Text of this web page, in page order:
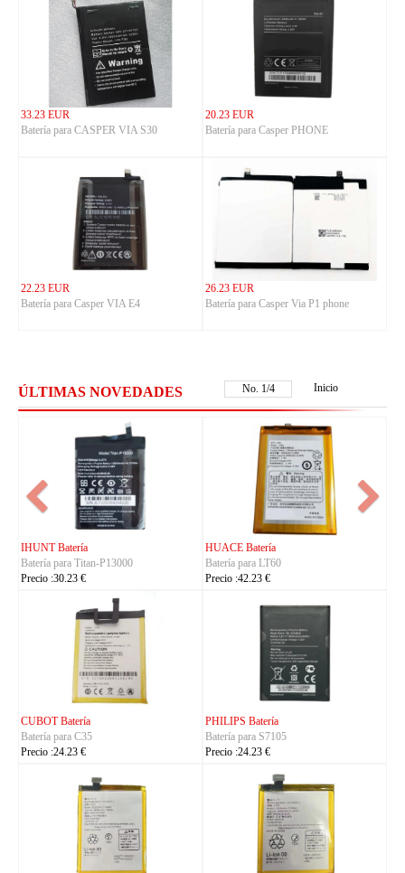
33.23 EUR
Batería para CASPER VIA S30
20.23 EUR
Batería para Casper PHONE
22.23 EUR
Batería para Casper VIA E4
26.23 EUR
Batería para Casper Via P1 phone
ÚLTIMAS NOVEDADES No. 1/4 Inicio
FUJITSU Batería
Batería para RA07503-1091
Precio :24.23 €
FUJITSU Batería
Batería para RA07504-1091
Precio :24.23 €
KYOCERA Batería
Batería para 5AAXBT134JAA
Precio :24.23 €
KYOCERA Batería
Batería para 5AAXBT113JAA
Precio :24.23 €